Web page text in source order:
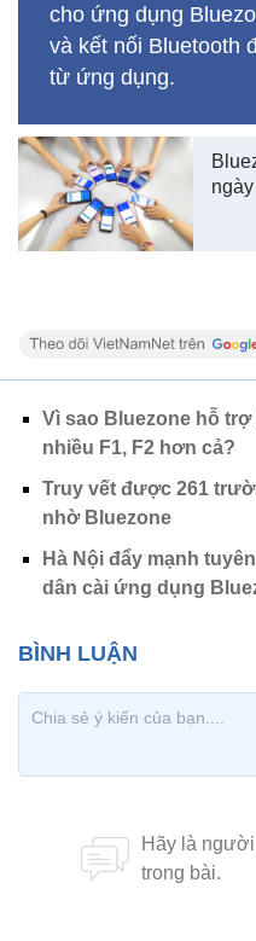
cho ứng dụng
và kết nối Bluetooth
từ ứng dụng.
Vì sao Bluezone hỗ
nhiều F1, F2 hơn cả?
Truy vết được 261
nhờ Bluezone
Hà Nội đẩy mạnh
dân cài ứng dụng